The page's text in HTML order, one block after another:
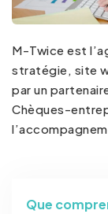
Que
M-Twice est
stratégie, site
par un
Chèques-